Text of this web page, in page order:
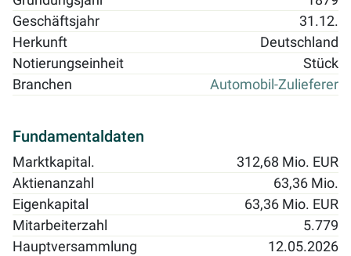
Geschäftsjahr
31.12.
Herkunft
Deutschland
Notierungseinheit
Stück
Branchen
Automobil-Zulieferer
Fundamentaldaten
Marktkapital.
312,68 Mio. EUR
Aktienanzahl
63,36 Mio.
Eigenkapital
63,36 Mio. EUR
Mitarbeiterzahl
5.779
Hauptversammlung
12.05.2026